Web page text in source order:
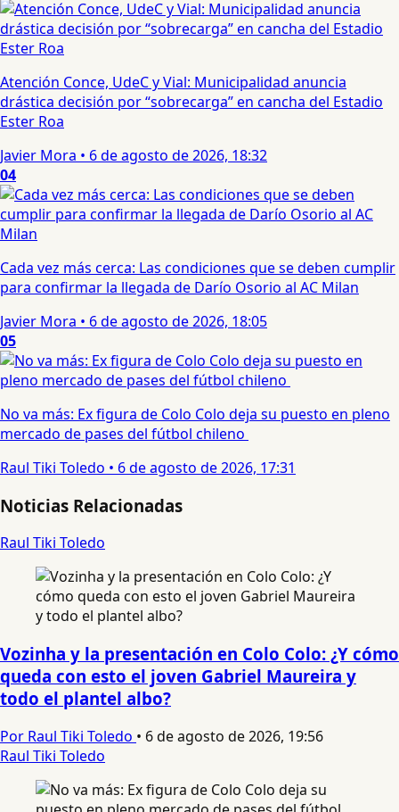
Atención Conce, UdeC y Vial: Municipalidad anuncia
drástica decisión por “sobrecarga” en cancha del Estadio
Ester Roa
Javier Mora • 6 de agosto de 2026, 18:32
04
Cada vez más cerca: Las condiciones que se deben cumplir
para confirmar la llegada de Darío Osorio al AC Milan
Javier Mora • 6 de agosto de 2026, 18:05
05
No va más: Ex figura de Colo Colo deja su puesto en pleno
mercado de pases del fútbol chileno
Raul Tiki Toledo • 6 de agosto de 2026, 17:31
Noticias Relacionadas
Raul Tiki Toledo
Vozinha y la presentación en Colo Colo: ¿Y cómo
queda con esto el joven Gabriel Maureira y
todo el plantel albo?
Por Raul Tiki Toledo • 6 de agosto de 2026, 19:56
Raul Tiki Toledo